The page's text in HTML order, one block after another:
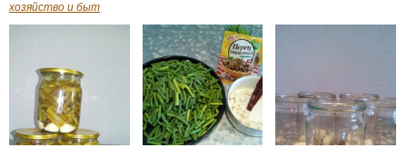
хозяйство и быт